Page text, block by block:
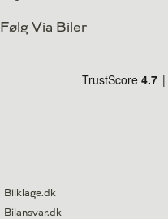
Følg Via Biler
Bilklage.dk
Bilansvar.dk